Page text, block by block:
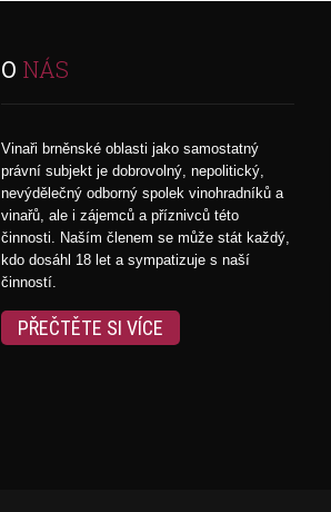
O NÁS
Vinaři brněnské oblasti jako samostatný
právní subjekt je dobrovolný, nepolitický,
nevýdělečný odborný spolek vinohradníků a
vinařů, ale i zájemců a příznivců této
činnosti. Naším členem se může stát každý,
kdo dosáhl 18 let a sympatizuje s naší
činností.
PŘEČTĚTE SI VÍCE